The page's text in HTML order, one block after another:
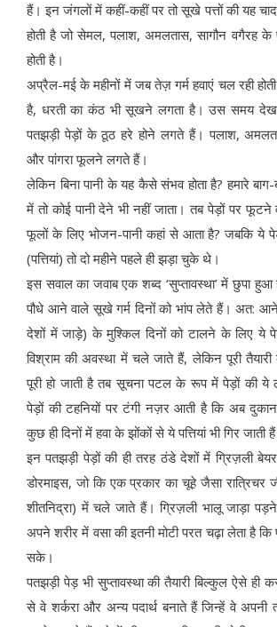
हैं। इन जंगलों में कहीं-कहीं पर तो सूखे पत्तों की यह
होती है जो सेमल, पलाश, अमलतास, सागौन वगैरह के
होती है।
अप्रैल-मई के महीनों में जब तेज़ गर्म हवाएं चल रही होती
है, धरती का कंठ भी सूखने लगता है। उस समय
पतझड़ी पेड़ों के ठूठ हरे होने लगते हैं। पलाश,
और पांगरा फूलने लगते हैं।
लेकिन बिना पानी के यह कैसे संभव होता है? हमारे
में तो कोई पानी देने भी नहीं जाता। तब पेड़ों पर
फूलों के लिए भोजन-पानी कहां से आता है? जबकि ये
(पत्तियां) तो दो महीने पहले ही झड़ा चुके थे।
इस सवाल का जवाब एक शब्द ‘सुप्तावस्था’ में छुपा
पौधे आने वाले सूखे गर्म दिनों को भांप लेते हैं। अत: आने
देशों में जाड़े) के मुश्किल दिनों को टालने के लिए ये
विश्राम की अवस्था में चले जाते हैं, लेकिन पूरी
पूरी हो जाती है तब सूचना पटल के रूप में पेड़ों की ये
पेड़ों की टहनियों पर टंगी नज़र आती है कि अब
कुछ ही दिनों में हवा के झोंकों से ये पत्तियां भी गिर जाती
इन पतझड़ी पेड़ों की ही तरह ठंडे देशों में ग्रिज़ली
डोरमाइस, जो कि एक प्रकार का चूहे जैसा रात्रिचर
शीतनिद्रा) में चले जाते हैं। ग्रिज़ली भालू जाड़ा
अपने शरीर में वसा की इतनी मोटी परत चढ़ा लेता है कि
सके।
पतझड़ी पेड़ भी सुप्तावस्था की तैयारी बिल्कुल ऐसे ही
से वे शर्करा और अन्य पदार्थ बनाते हैं जिन्हें वे अपनी